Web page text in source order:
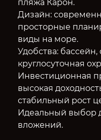
пляжа Карон.
Дизайн:
просторные
виды на море.
Удобства:
круглосуточная
Инвестиционная
высокая
стабильный рост
Идеальный выбор
вложений.